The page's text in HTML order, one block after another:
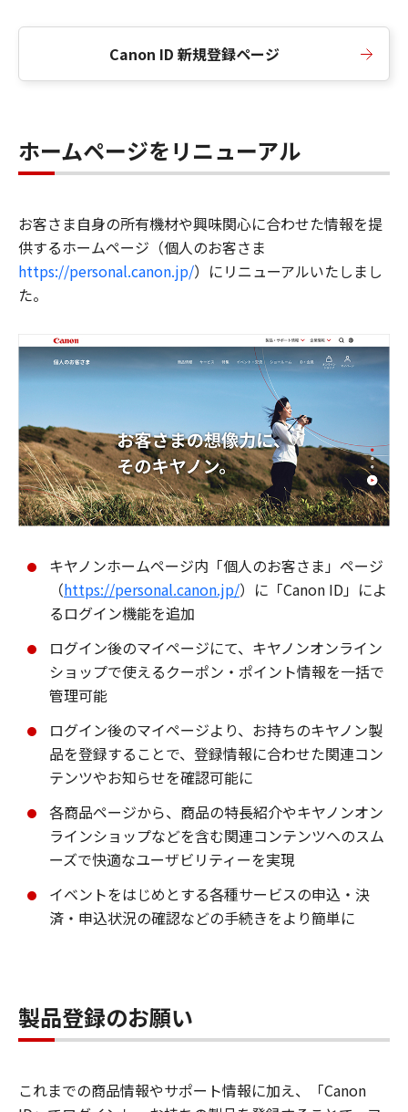
Canon ID 新規登録ページ
ホームページをリニューアル
お客さま自身の所有機材や興味関心に合わせた情報を提
供するホームページ（個人のお客さま
https://personal.canon.jp/）にリニューアルいたしまし
た。
キヤノンホームページ内「個人のお客さま」ページ
（https://personal.canon.jp/）に「Canon ID」によ
るログイン機能を追加
ログイン後のマイページにて、キヤノンオンライン
ショップで使えるクーポン・ポイント情報を一括で
管理可能
ログイン後のマイページより、お持ちのキヤノン製
品を登録することで、登録情報に合わせた関連コン
テンツやお知らせを確認可能に
各商品ページから、商品の特長紹介やキヤノンオン
ラインショップなどを含む関連コンテンツへのスム
ーズで快適なユーザビリティーを実現
イベントをはじめとする各種サービスの申込・決
済・申込状況の確認などの手続きをより簡単に
製品登録のお願い
これまでの商品情報やサポート情報に加え、「Canon